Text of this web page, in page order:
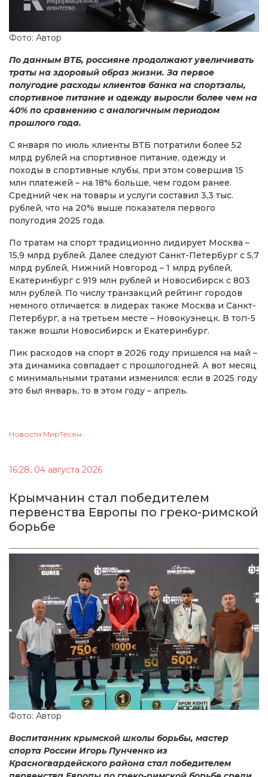
Фото: Автор
По данным ВТБ, россияне продолжают увеличивать
траты на здоровый образ жизни. За первое
полугодие расходы клиентов банка на спортзалы,
спортивное питание и одежду выросли более чем на
40% по сравнению с аналогичным периодом
прошлого года.
С января по июль клиенты ВТБ потратили более 52
млрд рублей на спортивное питание, одежду и
походы в спортивные клубы, при этом совершив 15
млн платежей – на 18% больше, чем годом ранее.
Средний чек на товары и услуги составил 3,3 тыс.
рублей, что на 20% выше показателя первого
полугодия 2025 года.
По тратам на спорт традиционно лидирует Москва –
15,9 млрд рублей. Далее следуют Санкт-Петербург с 5,7
млрд рублей, Нижний Новгород – 1 млрд рублей,
Екатеринбург с 919 млн рублей и Новосибирск с 803
млн рублей. По числу транзакций рейтинг городов
немного отличается: в лидерах также Москва и Санкт-
Петербург, а на третьем месте – Новокузнецк. В топ-5
также вошли Новосибирск и Екатеринбург.
Пик расходов на спорт в 2026 году пришелся на май –
эта динамика совпадает с прошлогодней. А вот месяц
с минимальными тратами изменился: если в 2025 году
это был январь, то в этом году – апрель.
Новости МирТесен
16:28, 04 августа 2026
Крымчанин стал победителем
первенства Европы по греко-римской
борьбе
Фото: Автор
Воспитанник крымской школы борьбы, мастер
спорта России Игорь Пунченко из
Красногвардейского района стал победителем